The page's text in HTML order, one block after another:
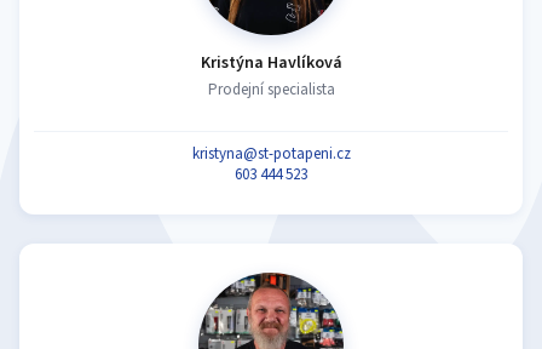
Kristýna Havlíková
Prodejní specialista
kristyna@st-potapeni.cz
603 444 523